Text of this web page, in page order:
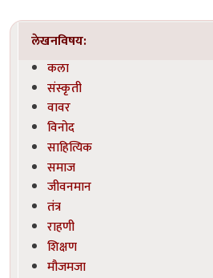
लेखनविषय:
कला
संस्कृती
वावर
विनोद
साहित्यिक
समाज
जीवनमान
तंत्र
राहणी
शिक्षण
मौजमजा